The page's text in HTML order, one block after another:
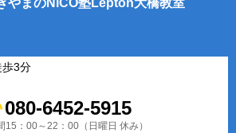
歩3分
080-6452-5915
15：00～22：00（日曜日 休み）